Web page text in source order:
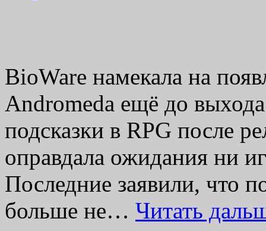
BioWare намекала на
Andromeda ещё до
подсказки в RPG после
оправдала ожидания ни
Последние заявили, что
больше не… Читать